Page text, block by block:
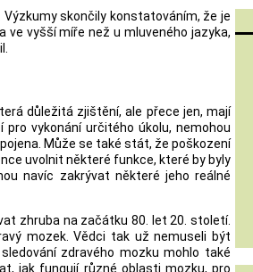
skončily konstatováním, že je
vyšší míře než u mluveného jazyka,
důležitá zjištění, ale přece jen, mají
vykonání určitého úkolu, nemohou
Může se také stát, že poškození
uvolnit některé funkce, které by byly
navíc zakrývat některé jeho reálné
zhruba na začátku 80. let 20. století.
mozek. Vědci tak už nemuseli být
zdravého mozku mohlo také
jak fungují různé oblasti mozku, pro